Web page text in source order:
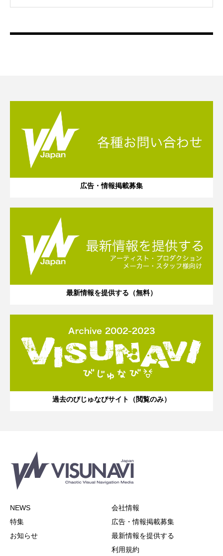
広告・情報掲載募集
最新情報を提供する（無料）
過去のびじゅなびサイト（閲覧のみ）
NEWS
特集
お知らせ
会社情報
広告・情報掲載募集
最新情報を提供する
利用規約